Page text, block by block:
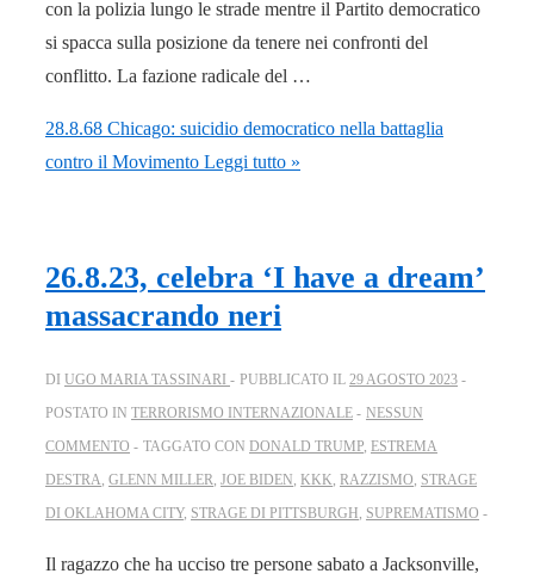
con la polizia lungo le strade mentre il Partito democratico
si spacca sulla posizione da tenere nei confronti del
conflitto. La fazione radicale del …
28.8.68 Chicago: suicidio democratico nella battaglia
contro il Movimento Leggi tutto »
26.8.23, celebra ‘I have a dream’
massacrando neri
DI UGO MARIA TASSINARI PUBBLICATO IL 29 AGOSTO 2023
POSTATO IN TERRORISMO INTERNAZIONALE
NESSUN
COMMENTO
TAGGATO CON DONALD TRUMP, ESTREMA
DESTRA, GLENN MILLER, JOE BIDEN, KKK, RAZZISMO, STRAGE
DI OKLAHOMA CITY, STRAGE DI PITTSBURGH, SUPREMATISMO
Il ragazzo che ha ucciso tre persone sabato a Jacksonville,